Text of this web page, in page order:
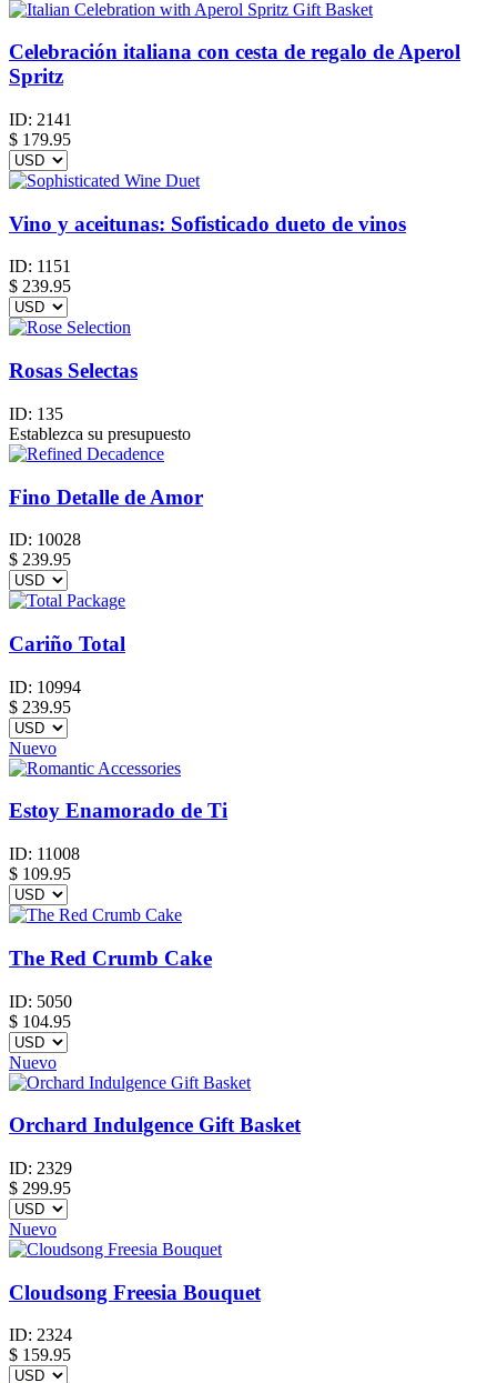
Celebración italiana con cesta de regalo de Aperol
Spritz
ID: 2141
$ 179.95
Vino y aceitunas: Sofisticado dueto de vinos
ID: 1151
$ 239.95
Rosas Selectas
ID: 135
Establezca su presupuesto
Fino Detalle de Amor
ID: 10028
$ 239.95
Cariño Total
ID: 10994
$ 239.95
Nuevo
Estoy Enamorado de Ti
ID: 11008
$ 109.95
The Red Crumb Cake
ID: 5050
$ 104.95
Nuevo
Orchard Indulgence Gift Basket
ID: 2329
$ 299.95
Nuevo
Cloudsong Freesia Bouquet
ID: 2324
$ 159.95